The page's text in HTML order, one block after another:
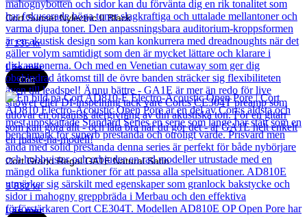
Cort Sunset Nylectric II Black
7 135kr
Läs mer
Cort
Cort Grand Regal GA1E Natural Satin
3 832kr
Läs mer